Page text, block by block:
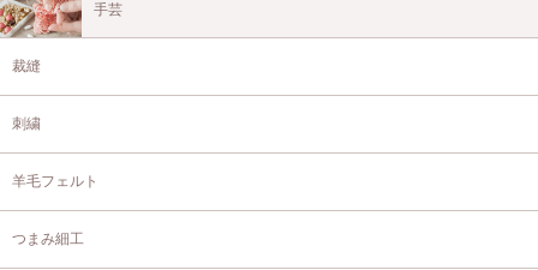
手芸
裁縫
刺繍
羊毛フェルト
つまみ細工